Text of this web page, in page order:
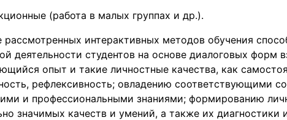
(работа в малых группах и др.).
рассмотренных интерактивных методов обучения
деятельности студентов на основе диалоговых форм
опыт и такие личностные качества, как
рефлексивность; овладению соответствующими
и профессиональными знаниями; формированию
значимых качеств и умений, а также их диагностики